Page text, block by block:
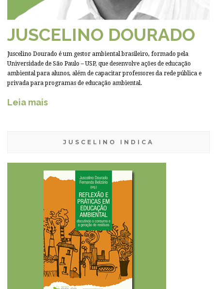
JUSCELINO DOURADO
Juscelino Dourado é um gestor ambiental brasileiro, formado pela
Universidade de São Paulo – USP, que desenvolve ações de educação
ambiental para alunos, além de capacitar professores da rede pública e
privada para programas de educação ambiental.
Leia mais
JUSCELINO INDICA